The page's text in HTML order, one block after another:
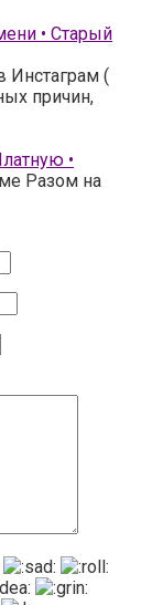
• Старый
Инстаграм (
причин,
•
Разом на